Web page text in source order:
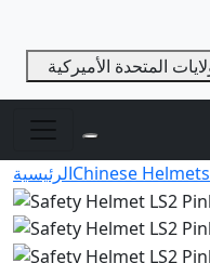
الرئيسيةChinese Helmets